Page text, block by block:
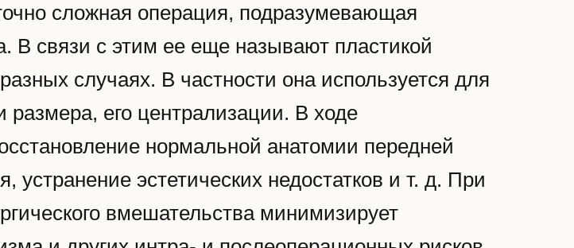
сложная операция, подразумевающая
В связи с этим ее еще называют пластикой
случаях. В частности она используется для
его централизации. В ходе
нормальной анатомии передней
эстетических недостатков и т. д. При
вмешательства минимизирует